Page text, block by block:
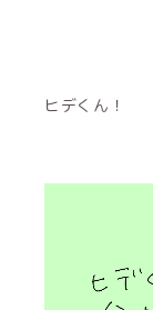
ヒデくん！